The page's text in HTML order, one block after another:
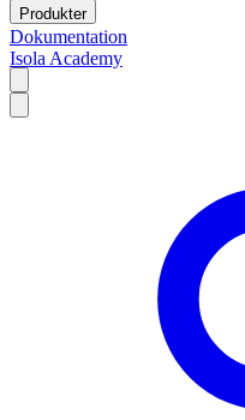
Produkter
Dokumentation
Isola Academy